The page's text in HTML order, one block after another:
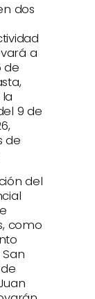
dos
a
de
9 de
de
del
como